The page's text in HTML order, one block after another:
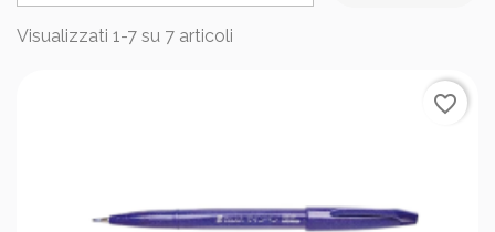
Visualizzati 1-7 su 7 articoli
favorite_border